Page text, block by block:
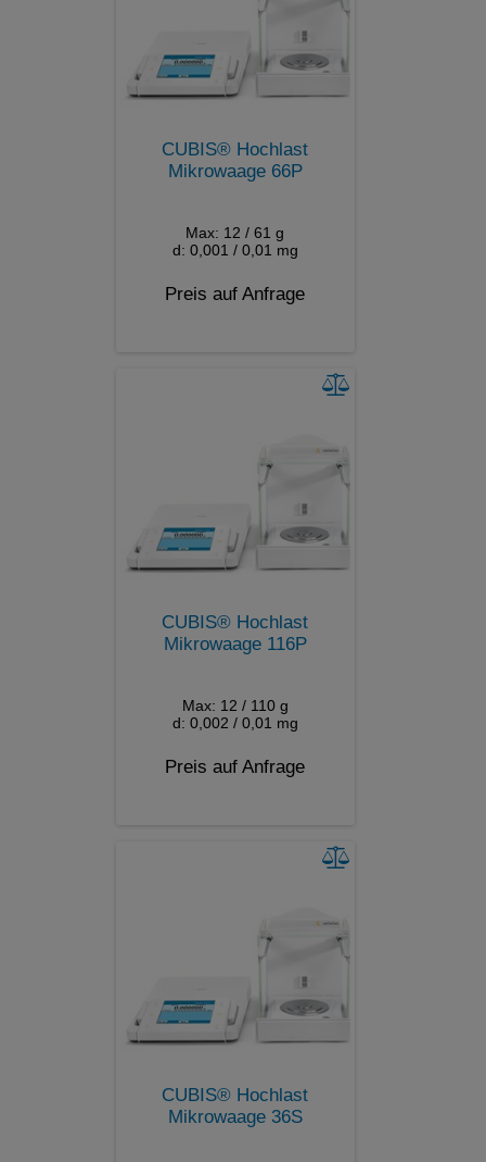
CUBIS® Hochlast
Mikrowaage 66P
Max: 12 / 61 g
d: 0,001 / 0,01 mg
Preis auf Anfrage
CUBIS® Hochlast
Mikrowaage 116P
Max: 12 / 110 g
d: 0,002 / 0,01 mg
Preis auf Anfrage
CUBIS® Hochlast
Mikrowaage 36S